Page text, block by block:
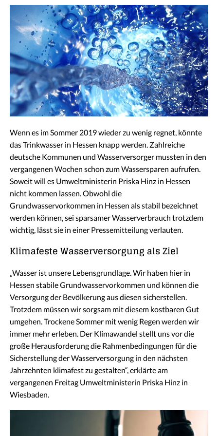
Wenn es im Sommer 2019 wieder zu wenig regnet, könnte
das Trinkwasser in Hessen knapp werden. Zahlreiche
deutsche Kommunen und Wasserversorger mussten in den
vergangenen Wochen schon zum Wassersparen aufrufen.
Soweit will es Umweltministerin Priska Hinz in Hessen
nicht kommen lassen. Obwohl die
Grundwasservorkommen in Hessen als stabil bezeichnet
werden können, sei sparsamer Wasserverbrauch trotzdem
wichtig, lässt sie in einer Pressemitteilung verlauten.
Klimafeste Wasserversorgung als Ziel
„Wasser ist unsere Lebensgrundlage. Wir haben hier in
Hessen stabile Grundwasservorkommen und können die
Versorgung der Bevölkerung aus diesen sicherstellen.
Trotzdem müssen wir sorgsam mit diesem kostbaren Gut
umgehen. Trockene Sommer mit wenig Regen werden wir
immer mehr erleben. Der Klimawandel stellt uns vor die
große Herausforderung die Rahmenbedingungen für die
Sicherstellung der Wasserversorgung in den nächsten
Jahrzehnten klimafest zu gestalten“, erklärte am
vergangenen Freitag Umweltministerin Priska Hinz in
Wiesbaden.